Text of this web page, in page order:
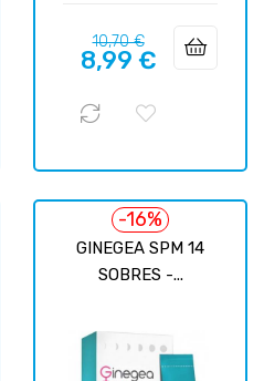
Precio
regular
10,70 €Precio
8,99 €
GINEGEA SPM 14
SOBRES -...
-16%